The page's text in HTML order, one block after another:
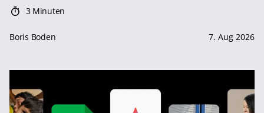
3 Minuten
Boris Boden 7. Aug 2026